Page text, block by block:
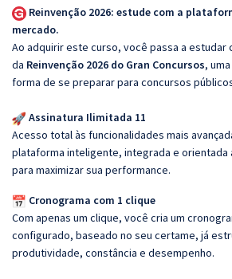
Reinvenção 2026: estude com a
mercado.
Ao adquirir este curso, você passa a
da Reinvenção 2026 do Gran Concursos,
forma de se preparar para concursos
Assinatura Ilimitada 11
Acesso total às funcionalidades mais
plataforma inteligente, integrada e orientada
para maximizar sua performance.
Cronograma com 1 clique
Com apenas um clique, você cria um
configurado, baseado no seu certame, já
produtividade, constância e desempenho.